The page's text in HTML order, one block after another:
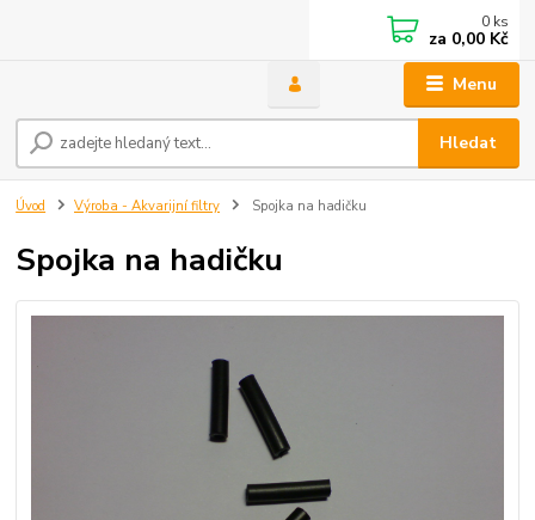
Menu
Hledat
0 ks
za 0,00 Kč
Úvod Výroba - Akvarijní filtry Spojka na hadičku
Spojka na hadičku